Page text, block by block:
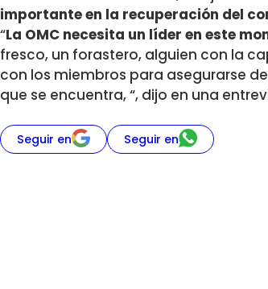
importante en la recuperación del
“La OMC necesita un líder en este
fresco, un forastero, alguien con la
con los miembros para asegurarse
que se encuentra, “, dijo en una
Seguir en Seguir en